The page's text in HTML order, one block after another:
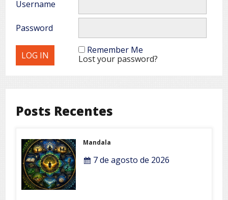
Username
Password
Remember Me
Lost your password?
Posts Recentes
Mandala
7 de agosto de 2026